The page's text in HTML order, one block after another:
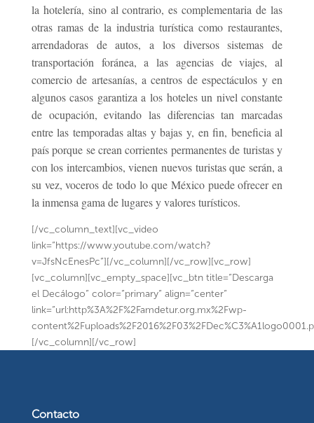
la hotelería, sino al contrario, es complementaria de las
otras ramas de la industria turística como restaurantes,
arrendadoras de autos, a los diversos sistemas de
transportación foránea, a las agencias de viajes, al
comercio de artesanías, a centros de espectáculos y en
algunos casos garantiza a los hoteles un nivel constante
de ocupación, evitando las diferencias tan marcadas
entre las temporadas altas y bajas y, en fin, beneficia al
país porque se crean corrientes permanentes de turistas y
con los intercambios, vienen nuevos turistas que serán, a
su vez, voceros de todo lo que México puede ofrecer en
la inmensa gama de lugares y valores turísticos.
[/vc_column_text][vc_video
link=”https://www.youtube.com/watch?
v=JfsNcEnesPc”][/vc_column][/vc_row][vc_row]
[vc_column][vc_empty_space][vc_btn title=”Descarga
el Decálogo” color=”primary” align=”center”
link=”url:http%3A%2F%2Famdetur.org.mx%2Fwp-
[/vc_column][/vc_row]
Contacto